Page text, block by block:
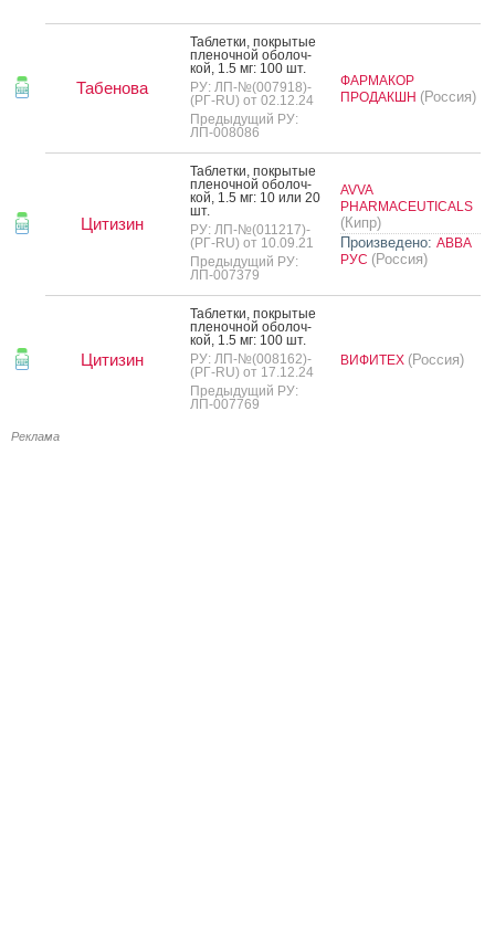
Табенова
Таб­летки, пок­ры­тые
пле­ноч­ной обо­лоч­
кой, 1.5 мг: 100 шт.
РУ: ЛП-№(007918)-
(РГ-RU) от 02.12.24
Предыдущий РУ:
ЛП-008086
ФАРМАКОР
ПРОДАКШН (Россия)
Цитизин
Таб­летки, пок­ры­тые
пле­ноч­ной обо­лоч­
кой, 1.5 мг: 10 или 20
шт.
РУ: ЛП-№(011217)-
(РГ-RU) от 10.09.21
Предыдущий РУ:
ЛП-007379
AVVA
PHARMACEUTICALS
(Кипр)
Произведено: АВВА
РУС (Россия)
Цитизин
Таб­летки, пок­ры­тые
пле­ноч­ной обо­лоч­
кой, 1.5 мг: 100 шт.
РУ: ЛП-№(008162)-
(РГ-RU) от 17.12.24
Предыдущий РУ:
ЛП-007769
ВИФИТЕХ (Россия)
Реклама